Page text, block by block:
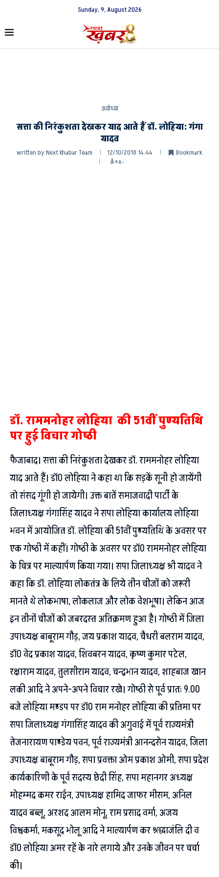
Sunday, 9, August 2026
अयोध्या
सत्ता की निरंकुशता देखकर याद आते हैं डाॅ. लोहिया: गंगा
यादव
written byNext Khabar Team 12/10/2018 14:44
Bookmark
A+A-
डाॅ. राममनोहर लोहिया की 51वीं पुण्यतिथि
पर हुई विचार गोष्ठी
फैजाबाद। सत्ता की निरंकुशता देखकर डाॅ. राममनोहर लोहिया
याद आते हैं। डाॅ0 लोहिया ने कहा था कि सड़कें सूनी हो जायेंगी
तो संसद गूंगी हो जायेगी। उक्त बातें समाजवादी पार्टी के
जिलाध्यक्ष गंगासिंह यादव ने सपा लोहिया कार्यालय लोहिया
भवन में आयोजित डाॅ. लोहिया की 51वीं पुण्यतिथि के अवसर पर
एक गोष्ठी में कहीं। गोष्ठी के अवसर पर डाॅ0 राममनोहर लोहिया
के चित्र पर माल्यार्पण किया गया। सपा जिलाध्यक्ष श्री यादव ने
कहा कि डाॅ. लोहिया लोकतंत्र के लिये तीन चीजों को जरूरी
मानते थे लोकभाषा, लोकलाज और लोक वेशभूषा। लेकिन आज
इन तीनों चीजों को जबरदस्त अतिक्रमण हुआ है। गोष्ठी में जिला
उपाध्यक्ष बाबूराम गौड़, जय प्रकाश यादव, चैधरी बलराम यादव,
डाॅ0 वेद प्रकाश यादव, शिवबरन यादव, कृष्ण कुमार पटेल,
रक्षाराम यादव, तुलसीराम यादव, चन्द्रभान यादव, शाहबाज खान
लकी आदि ने अपने-अपने विचार रखे। गोष्ठी से पूर्व प्रातः 9.00
बजे लोहिया मण्डप पर डाॅ0 राम मनोहर लोहिया की प्रतिमा पर
सपा जिलाध्यक्ष गंगासिंह यादव की अगुवाई में पूर्व राज्यमंत्री
तेजनारायण पाण्डेय पवन, पूर्व राज्यमंत्री आनन्दसेन यादव, जिला
उपाध्यक्ष बाबूराम गौड़, सपा प्रवक्ता ओम प्रकाश ओमी, सपा प्रदेश
कार्यकारिणी के पूर्व सदस्य छेदी सिंह, सपा महानगर अध्यक्ष
मोहम्मद कमर राईन, उपाध्यक्ष हामिद जाफर मीसम, अनिल
यादव बब्लू, अरशद आलम मोनू, राम प्रसाद वर्मा, अजय
विश्वकर्मा, मकसूद भोलू आदि ने माल्यार्पण कर श्रद्धाजंलि दी व
डाॅ0 लोहिया अमर रहें के नारे लगाये और उनके जीवन पर चर्चा
की।